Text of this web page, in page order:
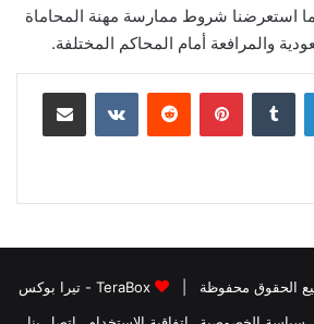
استعرضنا شروط ممارسة مهنة المحاماة
والمرافعة أمام المحاكم المختلفة.
بينتيريست مشاركة عبر البريد
TeraBox - تيرا بوكس